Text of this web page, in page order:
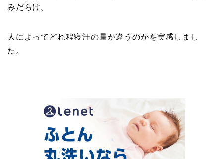
みだらけ。
人によってどれ程寝汗の量が違うのかを実感しまし
た。